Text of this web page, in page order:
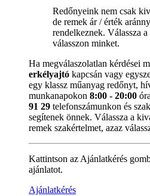
Redőnyeink nem csak
de remek ár / érték
rendelkeznek. Válassza
válasszon minket.
Ha megválaszolatlan kérdései
erkélyajtó kapcsán vagy
egy klassz műanyag redőnyt,
munkanapokon 8:00 - 20:00
91 29 telefonszámunkon és
segítenek önnek. Válassza a
remek szakértelmet, azaz
Kattintson az Ajánlatkérés
ajánlatot.
Ajánlatkérés